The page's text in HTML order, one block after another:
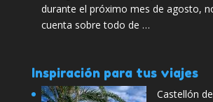
durante el próximo mes de agosto,
cuenta sobre todo de …
Inspiración para tus viajes
Castellón